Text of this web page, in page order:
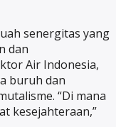
senergitas yang
dan
Air Indonesia,
buruh dan
“Di mana
kesejahteraan,”